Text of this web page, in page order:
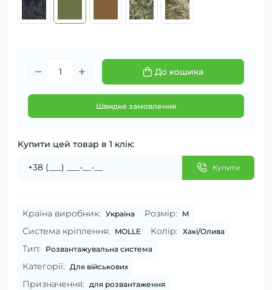
До кошика
Швидке замовлення
Купити цей товар в 1 клік:
Купити
Країна виробник: Україна Розмір: M
Система кріплення: MOLLE Колір: Хакі/Олива
Тип: Розвантажувальна система
Категорії: Для військових
Призначення: для розвантаження